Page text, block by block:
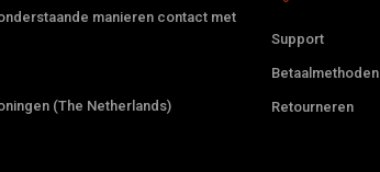
manieren contact met
(The Netherlands)
Support
Betaalmethoden
Retourneren